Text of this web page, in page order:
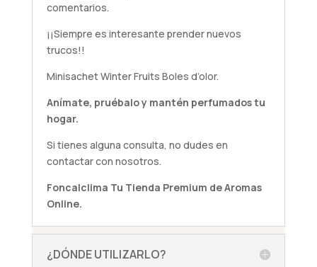
comentarios.
¡¡Siempre es interesante prender nuevos
trucos!!
Minisachet Winter Fruits Boles d’olor.
Anímate, pruébaloy mantén perfumados tu
hogar.
Si tienes alguna consulta, no dudes en
contactar con nosotros.
Foncalclima Tu Tienda Premium de Aromas
Online.
¿DÓNDE UTILIZARLO?